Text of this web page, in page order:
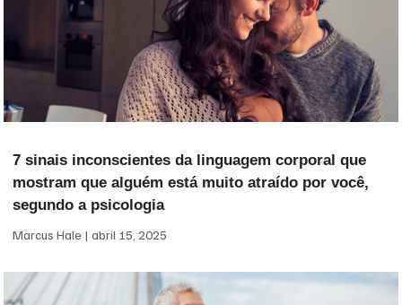
7 sinais inconscientes da linguagem corporal que
mostram que alguém está muito atraído por você,
segundo a psicologia
Marcus Hale abril 15, 2025